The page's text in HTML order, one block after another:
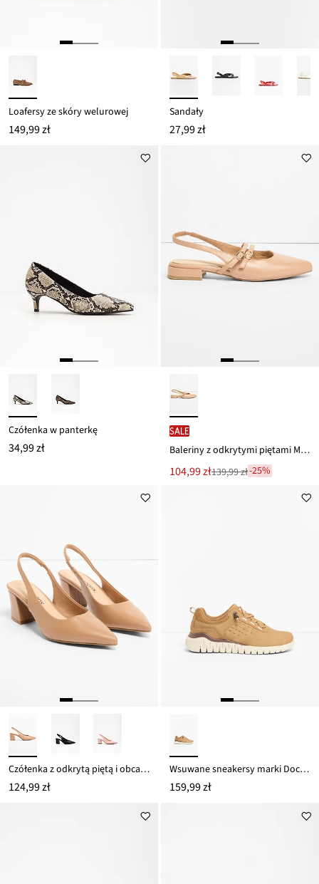
Loafersy ze skóry welurowej
149,99 zł
Sandały
27,99 zł
Czółenka w panterkę
34,99 zł
SALE
Baleriny z odkrytymi piętami Marco Tozzi
Nowa
cena
104,99 zł
Przeceniono139,99 zł-25%
Czółenka z odkrytą piętą i obcasem słupkowym
124,99 zł
Wsuwane sneakersy marki Dockers Gerli, z lekką podeszwą
159,99 zł